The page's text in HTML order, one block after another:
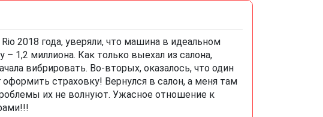
2018 года, уверяли, что машина в идеальном
1,2 миллиона. Как только выехал из салона,
вибрировать. Во-вторых, оказалось, что один
страховку! Вернулся в салон, а меня там
их не волнуют. Ужасное отношение к